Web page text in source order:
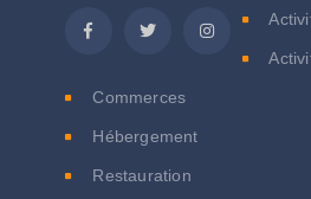
Commerces
Hébergement
Restauration